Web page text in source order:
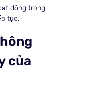
động trong
tục.
của